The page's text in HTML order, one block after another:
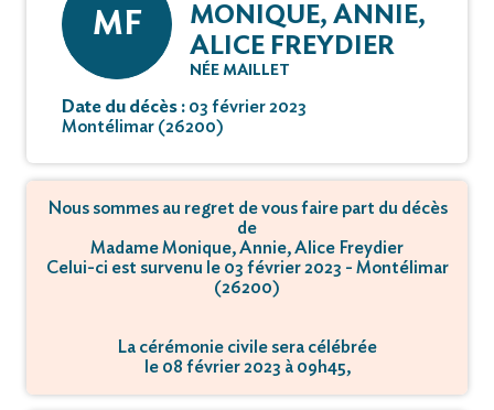
MF
MONIQUE, ANNIE,
ALICE FREYDIER
NÉE MAILLET
Date du décès : 03 février 2023
Montélimar (26200)
Nous sommes au regret de vous faire part du décès
de
Madame Monique, Annie, Alice Freydier
Celui-ci est survenu le 03 février 2023 - Montélimar
(26200)
La cérémonie civile sera célébrée
le 08 février 2023 à 09h45,